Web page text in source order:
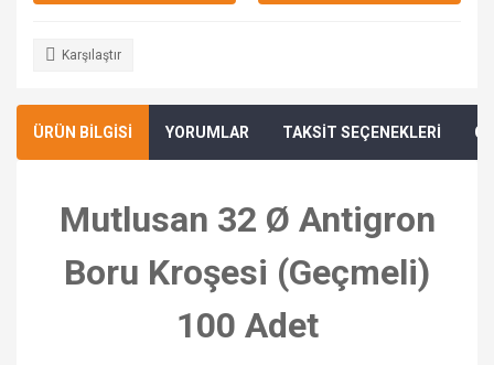
Karşılaştır
ÜRÜN BİLGİSİ YORUMLAR TAKSİT SEÇENEKLERİ
Mutlusan 32 Ø Antigron
Boru Kroşesi (Geçmeli)
100 Adet